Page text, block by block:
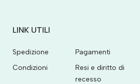
LINK UTILI
Spedizione
Pagamenti
Condizioni
Resi e diritto di
recesso